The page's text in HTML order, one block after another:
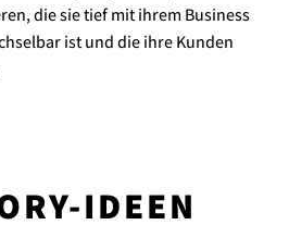
die sie tief mit ihrem Business
ist und die ihre Kunden
IDEEN